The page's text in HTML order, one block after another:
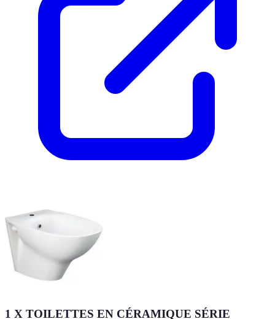
1 X TOILETTES EN CÉRAMIQUE SÉRIE